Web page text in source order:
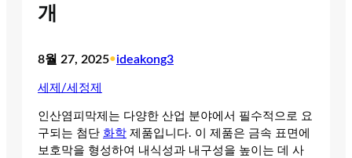
개
8월 27, 2025•ideakong3
세제/세정제
인산염피막제는 다양한 산업 분야에서 필수적으로 요
구되는 첨단 화학 제품입니다. 이 제품은 금속 표면에
보호막을 형성하여 내식성과 내구성을 높이는 데 사